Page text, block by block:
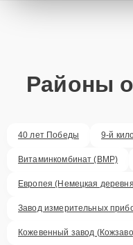
Районы
40 лет Победы 9-й
Витаминкомбинат (ВМР)
Европея (Немецкая
Завод измерительных
Кожевенный завод